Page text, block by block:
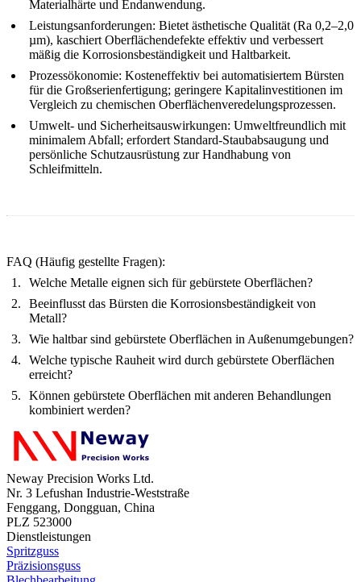
Materialhärte und Endanwendung.
Leistungsanforderungen: Bietet ästhetische Qualität (Ra 0,2–2,0
µm), kaschiert Oberflächendefekte effektiv und verbessert
mäßig die Korrosionsbeständigkeit und Haltbarkeit.
Prozessökonomie: Kosteneffektiv bei automatisiertem Bürsten
für die Großserienfertigung; geringere Kapitalinvestitionen im
Vergleich zu chemischen Oberflächenveredelungsprozessen.
Umwelt- und Sicherheitsauswirkungen: Umweltfreundlich mit
minimalem Abfall; erfordert Standard-Staubabsaugung und
persönliche Schutzausrüstung zur Handhabung von
Schleifmitteln.
FAQ (Häufig gestellte Fragen):
Welche Metalle eignen sich für gebürstete Oberflächen?
Beeinflusst das Bürsten die Korrosionsbeständigkeit von
Metall?
Wie haltbar sind gebürstete Oberflächen in Außenumgebungen?
Welche typische Rauheit wird durch gebürstete Oberflächen
erreicht?
Können gebürstete Oberflächen mit anderen Behandlungen
kombiniert werden?
Neway Precision Works Ltd.
Nr. 3 Lefushan Industrie-Weststraße
Fenggang, Dongguan, China
PLZ 523000
Dienstleistungen
Spritzguss
Präzisionsguss